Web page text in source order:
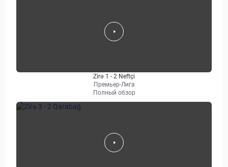
Zirə 1 - 2 Neftçi
Премьер-Лига
Полный обзор